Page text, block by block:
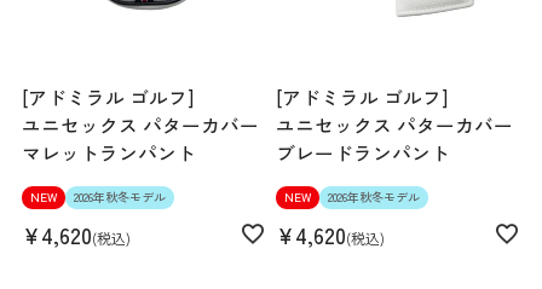
[アドミラル ゴルフ]
ユニセックス パターカバー
マレットランパント
NEW 2026年秋冬モデル
¥4,620 税込
[アドミラル ゴルフ]
ユニセックス パターカバー
ブレードランパント
NEW 2026年秋冬モデル
¥4,620 税込